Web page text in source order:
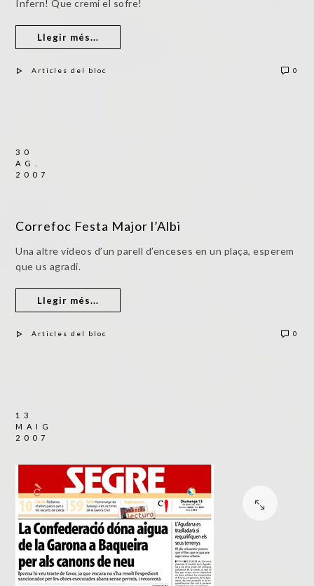
Infern! Que cremi el sofre!
Llegir més...
Articles del bloc 0
30
AG.
2007
Correfoc Festa Major l’Albi
Una altre vídeos d’un parell d’enceses en un plaça, esperem
que us agradi.
Llegir més...
Articles del bloc 0
13
MAIG
2007